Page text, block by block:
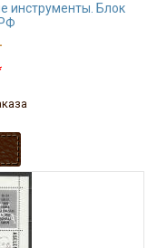
инструменты. Блок